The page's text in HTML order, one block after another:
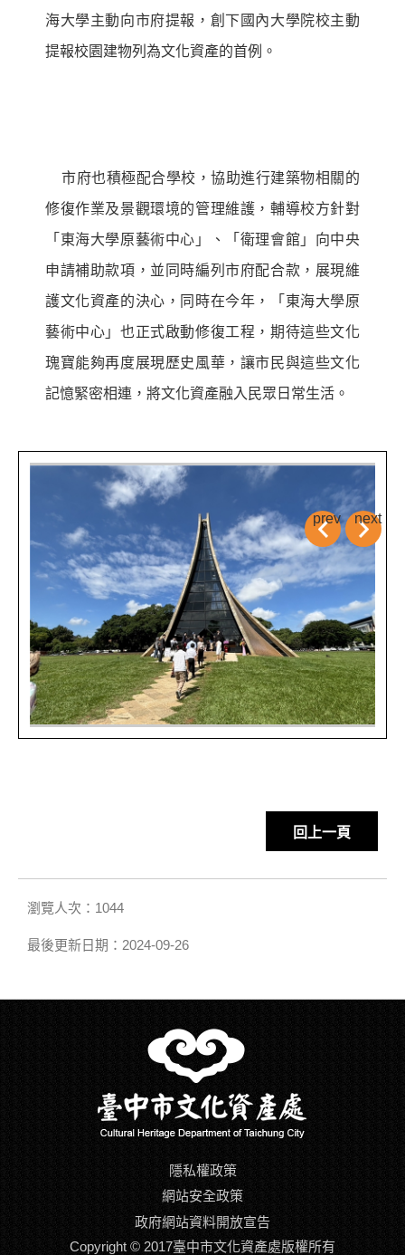
海大學主動向市府提報，創下國內大學院校主動
提報校園建物列為文化資產的首例。
市府也積極配合學校，協助進行建築物相關的
修復作業及景觀環境的管理維護，輔導校方針對
「東海大學原藝術中心」、「衛理會館」向中央
申請補助款項，並同時編列市府配合款，展現維
護文化資產的決心，同時在今年，「東海大學原
藝術中心」也正式啟動修復工程，期待這些文化
瑰寶能夠再度展現歷史風華，讓市民與這些文化
記憶緊密相連，將文化資產融入民眾日常生活。
prev next
回上一頁
瀏覽人次：1044
最後更新日期：2024-09-26
隱私權政策
網站安全政策
政府網站資料開放宣告
Copyright © 2017臺中市文化資產處版權所有